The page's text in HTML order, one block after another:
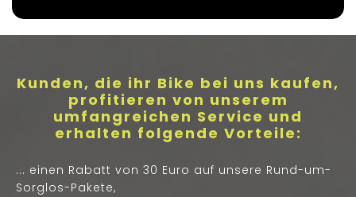
Kunden, die ihr Bike bei uns kaufen,
profitieren von unserem
umfangreichen Service und
erhalten folgende Vorteile:
... einen Rabatt von 30 Euro auf unsere Rund-um-
Sorglos-Pakete,